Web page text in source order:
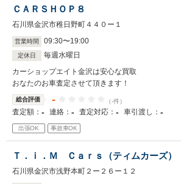
ＣＡＲＳＨＯＰ８
石川県金沢市稚日野町４４０ー１
営業時間 09:30〜19:00
定休日
毎週水曜日
カーショップエイト金沢は安心な買取
おなたのお車査定させて頂きます！
総合評価 - （-件）
査定額： - 連絡： - 査定対応： - 車引渡し： -
出張OK 事故車OK
Ｔ．ｉ．Ｍ Ｃａｒｓ（ティムカーズ）
石川県金沢市浅野本町２ー２６ー１２